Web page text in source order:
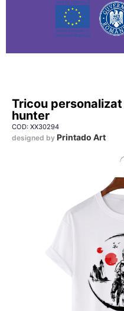
Tricou
hunter
COD: XX30294
designed by Printado Art